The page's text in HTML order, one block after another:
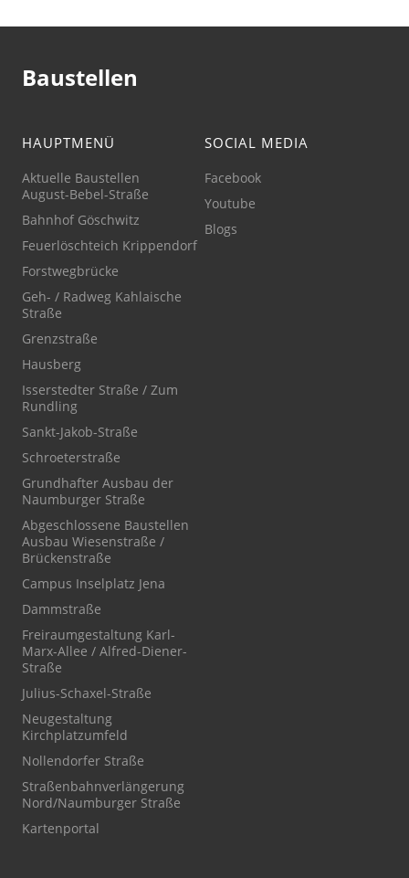
Baustellen
HAUPTMENÜ
Aktuelle Baustellen
August-Bebel-Straße
Bahnhof Göschwitz
Feuerlöschteich Krippendorf
Forstwegbrücke
Geh- / Radweg Kahlaische
Straße
Grenzstraße
Hausberg
Isserstedter Straße / Zum
Rundling
Sankt-Jakob-Straße
Schroeterstraße
Grundhafter Ausbau der
Naumburger Straße
Abgeschlossene Baustellen
Ausbau Wiesenstraße /
Brückenstraße
Campus Inselplatz Jena
Dammstraße
Freiraumgestaltung Karl-
Marx-Allee / Alfred-Diener-
Straße
Julius-Schaxel-Straße
Neugestaltung
Kirchplatzumfeld
Nollendorfer Straße
Straßenbahnverlängerung
Nord/Naumburger Straße
Kartenportal
SOCIAL MEDIA
Facebook
Youtube
Blogs